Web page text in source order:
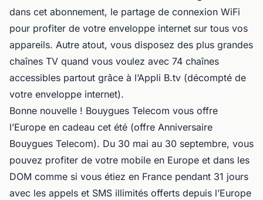
dans cet abonnement, le partage de connexion WiFi
pour profiter de votre enveloppe internet sur tous vos
appareils. Autre atout, vous disposez des plus grandes
chaînes TV quand vous voulez avec 74 chaînes
accessibles partout grâce à l’Appli B.tv (décompté de
votre enveloppe internet).
Bonne nouvelle ! Bouygues Telecom vous offre
l’Europe en cadeau cet été (offre Anniversaire
Bouygues Telecom). Du 30 mai au 30 septembre, vous
pouvez profiter de votre mobile en Europe et dans les
DOM comme si vous étiez en France pendant 31 jours
avec les appels et SMS illimités offerts depuis l’Europe